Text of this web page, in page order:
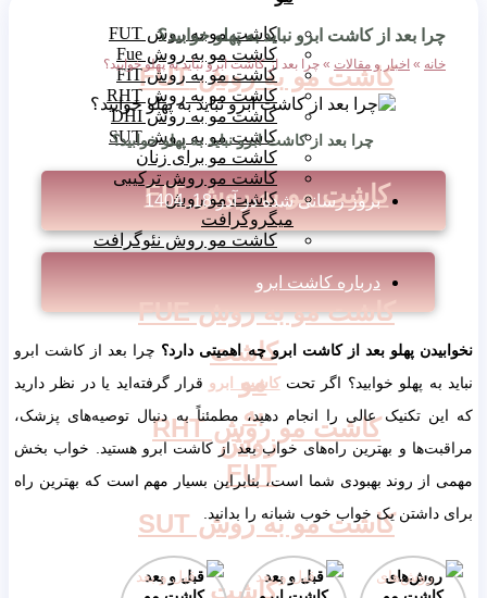
کاشت مو به روش FUT
کاشت مو به روش FIT
کاشت مو به روش FUE
کاشت مو روش RHT
کاشت مو به روش SUT
کاشت مو به روش FUT
کاشت مو به روش Fue
کاشت مو به روش FIT
کاشت مو به روش RHT
کاشت مو به روش DHI
کاشت مو به روش SUT
کاشت مو برای زنان
کاشت مو روش ترکیبی
کاشت مو روش
میگروگرافت
کاشت مو روش نئوگرافت
کاشت
مو
به
روش
FUT
کاشت
بعد از کاشت ابرو نباید به پهلو خوابید؟
اخبار و مقالات»چرا بعد از کاشت ابرو نباید به پهلو خوابید؟
چرا بعد از کاشت ابرو نباید به پهلو خوابید؟
بروز رسانی شده درآذر 18, 1404
درباره کاشت ابرو
پهلو بعد از کاشت ابرو چه اهمیتی دارد؟ چرا بعد از کاشت ابرو
به پهلو خوابید؟ اگر تحت کاشت ابروقرار گرفته‌اید یا در نظر دارید
تکنیک عالی را انجام دهید، مطمئناً به دنبال توصیه‌های پزشک،
و بهترین راه‌های خواب بعد از کاشت ابرو هستید. خواب بخش
از روند بهبودی شما است، بنابراین بسیار مهم است که بهترین راه
داشتن یک خواب خوب شبانه را بدانید.
روش‌های
قبل و بعد
قبل و بعد